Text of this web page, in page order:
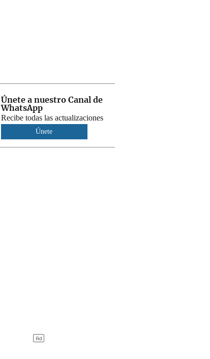
Únete a nuestro Canal de
WhatsApp
Recibe todas las actualizaciones
Únete